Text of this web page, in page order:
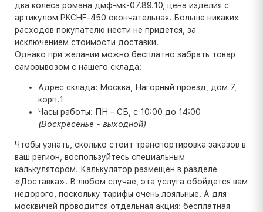
два колеса романа дмф-мк-07.89.10, цена изделия с
артикулом PKCHF-450 окончательная. Больше никаких
расходов покупателю нести не придется, за
исключением стоимости доставки.
Однако при желании можно бесплатно забрать товар
самовывозом с нашего склада:
Адрес склада: Москва, Нагорный проезд, дом 7,
корп.1
Часы работы: ПН – СБ, с 10:00 до 14:00
(Воскресенье - выходной)
Чтобы узнать, сколько стоит транспортировка заказов в
ваш регион, воспользуйтесь специальным
калькулятором. Калькулятор размещен в разделе
«Доставка». В любом случае, эта услуга обойдется вам
недорого, поскольку тарифы очень лояльные. А для
москвичей проводится отдельная акция: бесплатная